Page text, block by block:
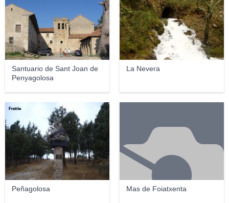
Santuario de Sant Joan de
Penyagolosa
La Nevera
Peñagolosa
Frettie
Mas de Foiatxenta